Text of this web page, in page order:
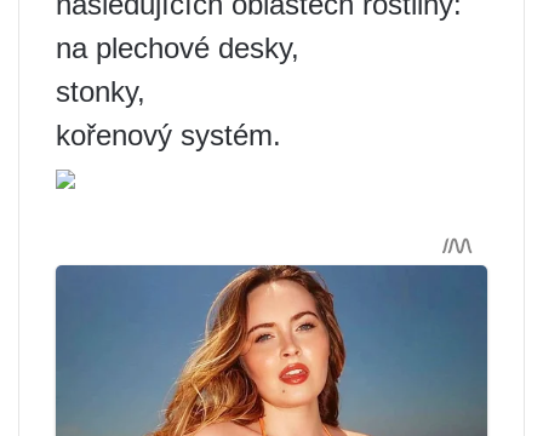
na plechové desky,
stonky,
kořenový systém.